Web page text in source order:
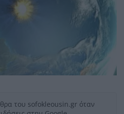
του sofokleousin.gr όταν